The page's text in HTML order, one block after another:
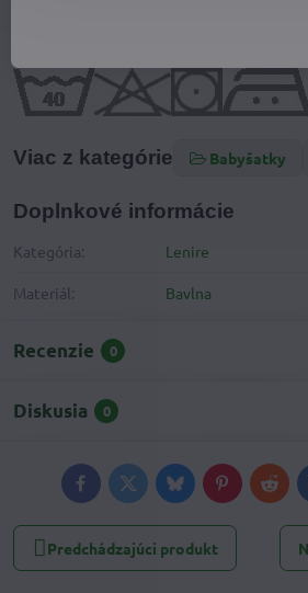
Viac z kategórie Babyšatky
Doplnkové informácie
Kategória: Lenire
Materiál: Bavlna
Recenzie 0
Diskusia 0
FacebookTwitterBlueskyPinterest
Predchádzajúci produkt